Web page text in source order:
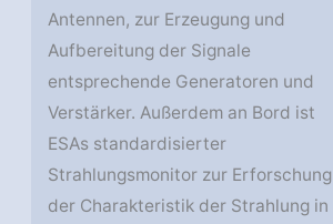
Antennen, zur Erzeugung und
Aufbereitung der Signale
entsprechende Generatoren und
Verstärker. Außerdem an Bord ist
ESAs standardisierter
Strahlungsmonitor zur Erforschung
der Charakteristik der Strahlung in